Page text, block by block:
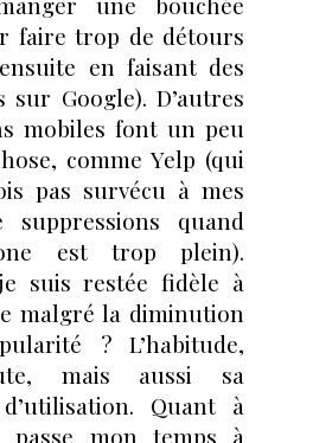
faire trop de détours
en faisant des
sur Google). D’autres
mobiles font un peu
comme Yelp (qui
pas survécu à mes
suppressions quand
est trop plein).
suis restée fidèle à
malgré la diminution
? L’habitude,
mais aussi sa
Quant à
passe mon temps à